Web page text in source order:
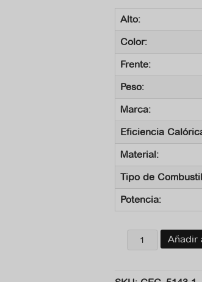
Alto:
Color:
Frente:
Peso:
Marca:
Eficiencia
Material:
Tipo de
Potencia:
Centro
de
Añadir